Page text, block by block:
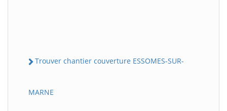
Trouver chantier couverture ESSOMES-SUR-
MARNE